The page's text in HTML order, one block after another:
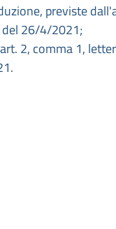
previste
26/4/2021;
2, comma 1,